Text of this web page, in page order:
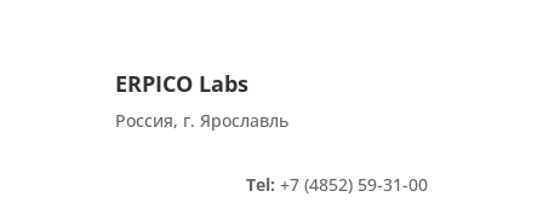
ERPICO Labs
Россия, г. Ярославль
Tel: +7 (4852) 59-31-00